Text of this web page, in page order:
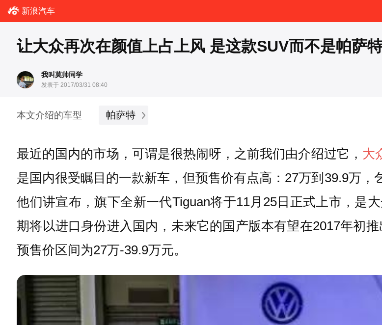
新浪汽车
让大众再次在颜值上占上风 是这款SUV而不是帕萨
我叫莫帅同学
发表于 2017/03/31 08:40
本文介绍的车型 帕萨特
最近的国内的市场，可谓是很热闹呀，之前我们由介绍过它， 大
是国内很受瞩目的一款新车，但预售价有点高：27万到39.9万
他们讲宣布，旗下全新一代Tiguan将于11月25日正式上市，是
期将以进口身份进入国内，未来它的国产版本有望在2017年初
预售价区间为27万-39.9万元。